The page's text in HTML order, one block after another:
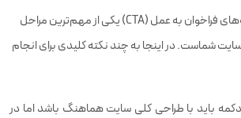
تست و بهینه‌سازی دکمه‌های فراخوان به عمل (CTA) یکی از مهم‌ترین مراحل
شماست. در اینجا به چند نکته کلیدی برای انجام
باید با طراحی کلی سایت هماهنگ باشد اما در